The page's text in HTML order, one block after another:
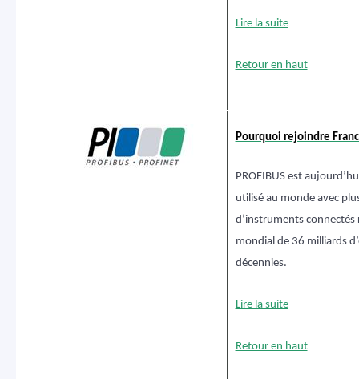
Lire la suite
Retour en haut
Pourquoi rejoindre
PROFIBUS est
utilisé au monde avec
d’instruments
mondial de 36 milliards
décennies.
Lire la suite
Retour en haut